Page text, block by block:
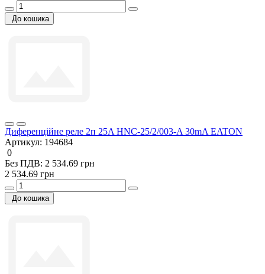
До кошика
Диференційне реле 2п 25A HNC-25/2/003-A 30mA EATON
Артикул: 194684
0
Без ПДВ: 2 534.69 грн
2 534.69 грн
До кошика